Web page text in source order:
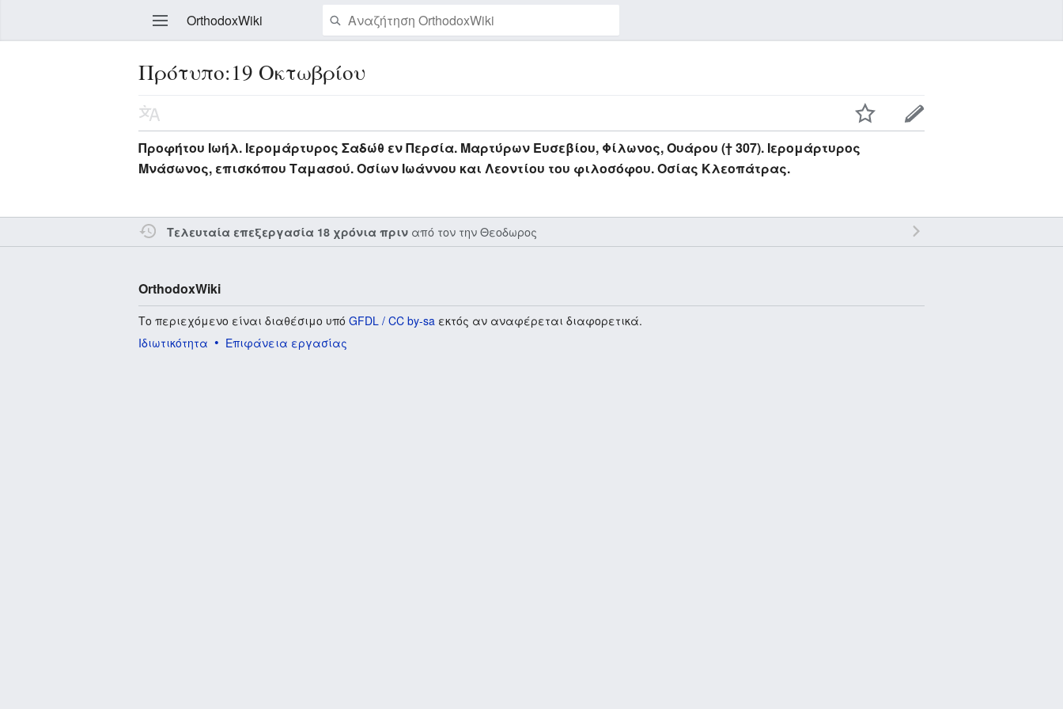
OrthodoxWiki
Επεξεργασία
Πρότυπο:19 Οκτωβρίου
Προφήτου Ιωήλ. Ιερομάρτυρος Σαδώθ εν Περσία. Μαρτύρων Ευσεβίου, Φίλωνος, Ουάρου († 307). Ιερομάρτυρος
Μνάσωνος, επισκόπου Ταμασού. Οσίων Ιωάννου και Λεοντίου του φιλοσόφου. Οσίας Κλεοπάτρας.
Τελευταία επεξεργασία 18 χρόνια πριν από τον τηνΘεοδωρος
OrthodoxWiki
Το περιεχόμενο είναι διαθέσιμο υπόGFDL / CC by-sa εκτός αν αναφέρεται διαφορετικά.
Ιδιωτικότητα
Επιφάνεια εργασίας